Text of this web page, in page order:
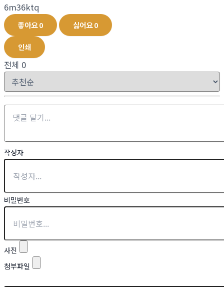
6m36ktq
좋아요0 싫어요0
인쇄
전체 0
작성자
비밀번호
사진
첨부파일